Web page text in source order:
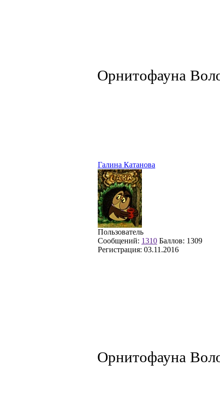
Орнитофауна
Галина Катанова
Пользователь
Сообщений: 1310 Баллов: 1309
Регистрация: 03.11.2016
Орнитофауна